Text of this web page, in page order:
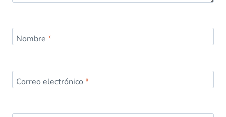
Nombre *
Correo electrónico *